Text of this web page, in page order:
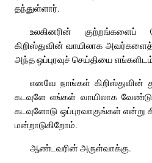
தந்துள்ளார்.
உலகினரின் குற்றங்களைப்
கிறிஸ்துவின் வாயிலாக
அந்த ஒப்புரவுச் செய்தியை
எனவே நாங்கள் கிறிஸ்துவின்
கடவுளே எங்கள் வாயிலாக
கடவுளோடு ஒப்புரவாகுங்கள் என்று
மன்றாடுகிறோம்.
ஆண்டவரின் அருள்வாக்கு.